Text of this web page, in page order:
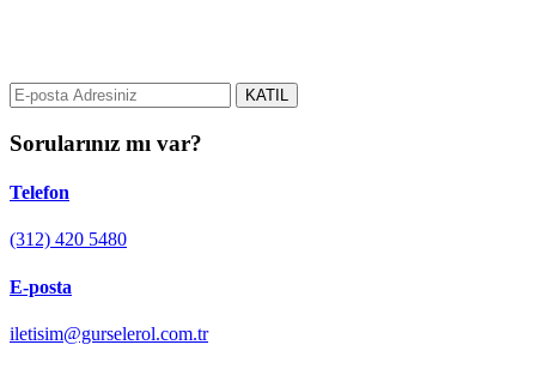
KATIL
Sorularınız mı var?
Telefon
(312) 420 5480
E-posta
iletisim@gurselerol.com.tr